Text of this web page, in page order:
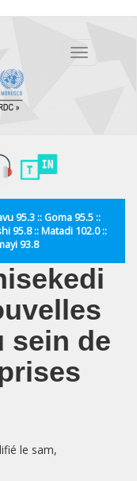
Toggle
95.3 :: Goma 95.5 ::
95.8 :: Matadi 102.0 ::
93.8
sein de
le sam,